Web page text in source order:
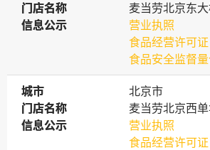
门店名称
门店名称
麦当劳北京东
信息公示
信息公示
营业执照
食品经营许可证
食品安全监督
城市
城市
北京市
门店名称
门店名称
麦当劳北京西
信息公示
信息公示
营业执照
食品经营许可证